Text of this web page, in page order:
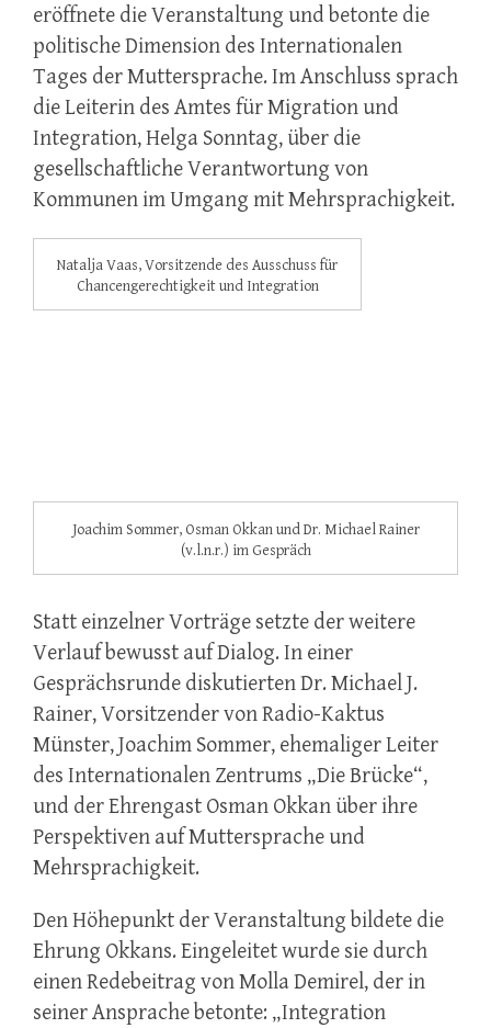
eröffnete die Veranstaltung und betonte die
politische Dimension des Internationalen
Tages der Muttersprache. Im Anschluss sprach
die Leiterin des Amtes für Migration und
Integration, Helga Sonntag, über die
gesellschaftliche Verantwortung von
Kommunen im Umgang mit Mehrsprachigkeit.
Natalja Vaas, Vorsitzende des Ausschuss für
Chancengerechtigkeit und Integration
Joachim Sommer, Osman Okkan und Dr. Michael Rainer
(v.l.n.r.) im Gespräch
Statt einzelner Vorträge setzte der weitere
Verlauf bewusst auf Dialog. In einer
Gesprächsrunde diskutierten Dr. Michael J.
Rainer, Vorsitzender von Radio-Kaktus
Münster, Joachim Sommer, ehemaliger Leiter
des Internationalen Zentrums „Die Brücke“,
und der Ehrengast Osman Okkan über ihre
Perspektiven auf Muttersprache und
Mehrsprachigkeit.
Den Höhepunkt der Veranstaltung bildete die
Ehrung Okkans. Eingeleitet wurde sie durch
einen Redebeitrag von Molla Demirel, der in
seiner Ansprache betonte: „Integration